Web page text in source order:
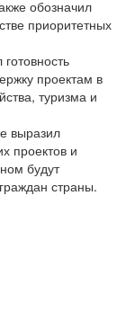
обозначил
приоритетных
проектам в
туризма и
выразил
проектов и
будут
страны.